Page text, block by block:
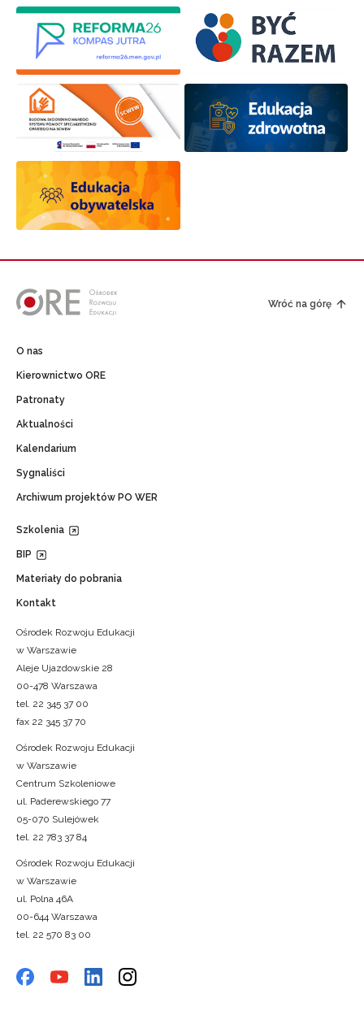
Wróć na górę
O nas
Kierownictwo ORE
Patronaty
Aktualności
Kalendarium
Sygnaliści
Archiwum projektów PO WER
Szkolenia
BIP
Materiały do pobrania
Kontakt
Ośrodek Rozwoju Edukacji
w Warszawie
Aleje Ujazdowskie 28
00-478 Warszawa
tel. 22 345 37 00
fax 22 345 37 70
Ośrodek Rozwoju Edukacji
w Warszawie
Centrum Szkoleniowe
ul. Paderewskiego 77
05-070 Sulejówek
tel. 22 783 37 84
Ośrodek Rozwoju Edukacji
w Warszawie
ul. Polna 46A
00-644 Warszawa
tel. 22 570 83 00